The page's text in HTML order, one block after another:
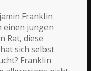
Franklin
einen jungen
Rat, diese
sich selbst
Franklin